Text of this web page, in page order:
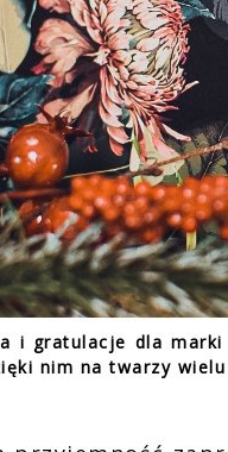
i gratulacje dla
nim na twarzy